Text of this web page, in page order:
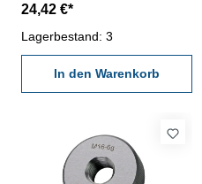
Nennmaß: M 2 x 0,4
24,42 €*
Lagerbestand: 3
In den Warenkorb